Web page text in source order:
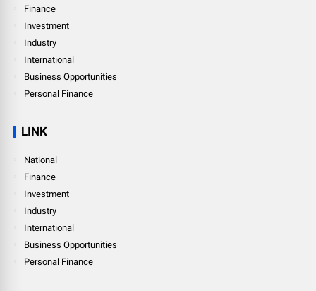
Finance
Investment
Industry
International
Business Opportunities
Personal Finance
LINK
National
Finance
Investment
Industry
International
Business Opportunities
Personal Finance